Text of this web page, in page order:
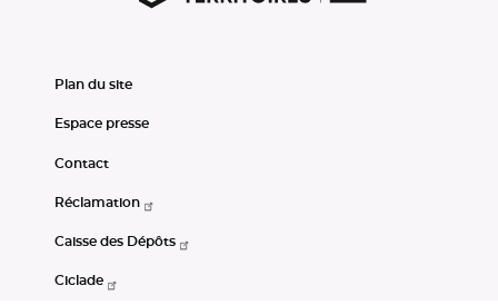
Plan du site
Espace presse
Contact
Réclamation
Caisse des Dépôts
Ciclade